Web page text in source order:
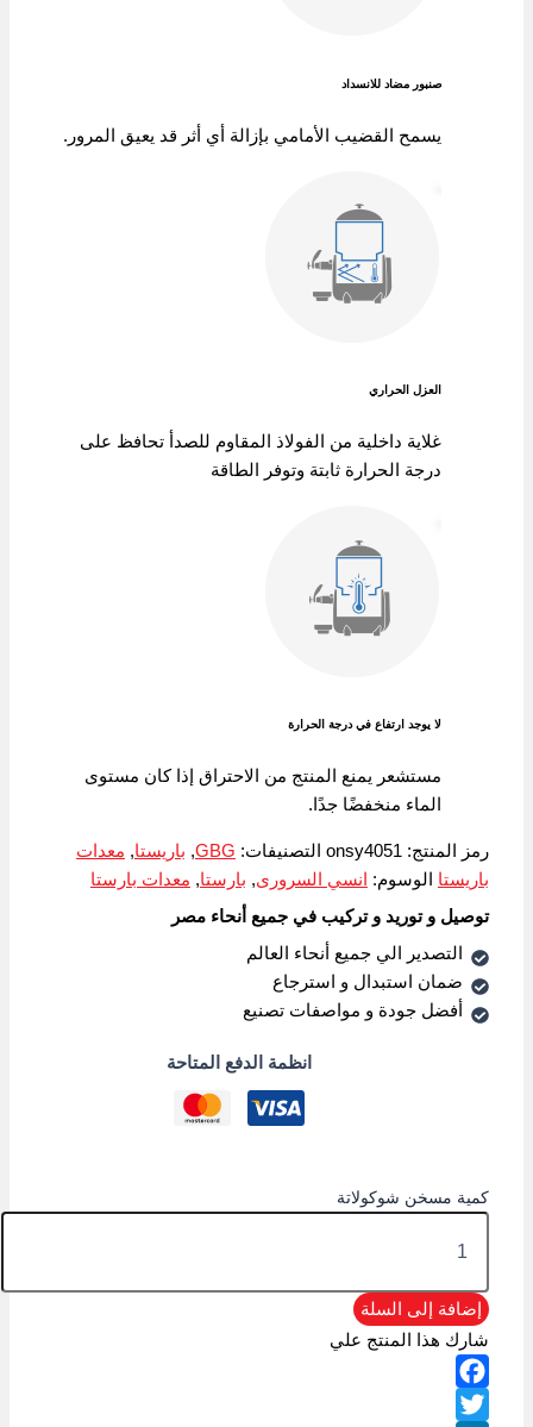
صنبور مضاد للانسداد
يسمح القضيب الأمامي بإزالة أي أثر قد يعيق المرور.
العزل الحراري
غلاية داخلية من الفولاذ المقاوم للصدأ تحافظ على
درجة الحرارة ثابتة وتوفر الطاقة
لا يوجد ارتفاع في درجة الحرارة
مستشعر يمنع المنتج من الاحتراق إذا كان مستوى
الماء منخفضًا جدًا.
رمز المنتج: onsy4051 التصنيفات: GBG
, باريستا, معدات
باريستا
الوسوم: انسي السرورى, بارستا, معدات بارستا
توصيل و توريد و تركيب في جميع أنحاء مصر
التصدير الي جميع أنحاء العالم
ضمان استبدال و استرجاع
أفضل جودة و مواصفات تصنيع
انظمة الدفع المتاحة
كمية مسخن شوكولاتة
إضافة إلى السلة
شارك هذا المنتج علي
Facebook